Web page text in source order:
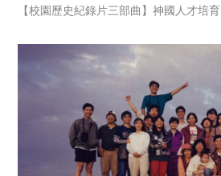
【校園歷史紀錄片三部曲】神國人才培育